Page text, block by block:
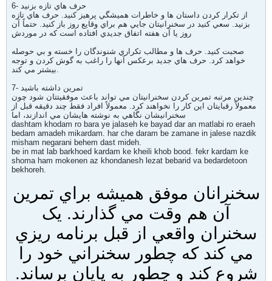
6- حرف هاي تازه بزنيد
از تکرار کردن داستان ها و خاطرات هميشگي پرهيز کنيد. حرف هاي تازه
بزنيد. سعي کنيد در سخنرانيتان جايي هم براي وقايع روز باز کنيد. حتماً آن
روز يا آن هفته اتفاق جديدي افتاده است که در موردش
صحبت کنيد. حرف ها و مطالب تکراري شنوندگان را خسته و بي حوصله
خواهد کرد. حرف هاي جديد برعکس آنها را راغب به گوش کردن و توجه
بيشتر مي کند.
7- تمرين داشته باشيد
چندين مرتبه تمرين کردن سخنرانيتان مي تواند باعث موفقيتتان شود چون
معمولاً رقبايتان اين کار را نخواهند کرد. معمولاً افراد فقط چند دقيقه قبل از
سخنرانيشان نگاهي به نوشته هايشان مي اندازند، اما
dashtam khodam ro bara ye jalaseh ke bayad dar an matlabi ro eraeh
bedam amadeh mikardam. har che daram be zamane in jalese nazdik
misham negarani behem dast mideh.
be in mat lab barkhoed kardam ke kheili khob bood. fekr kardam ke
shoma ham mokenen az khondanesh lezat bebarid va bedardetoon
bekhoreh.
سخنرانان موفق هميشه براي تمرين
آن هم وقت مي گذارند. يک
سخنران واقعي از قبل برنامه ريزي
مي کند که چطور سخنراني خود را
شروع کند و چطور به پايان برساند.